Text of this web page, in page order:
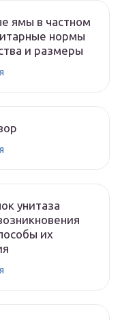
ямы в частном
нормы
и размеры
унитаза
их